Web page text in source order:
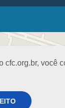
cfc.org.br, você